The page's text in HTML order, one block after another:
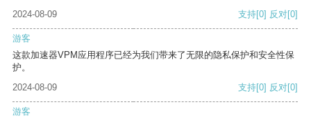
2024-08-09 支持[0] 反对[0]
游客
这款加速器VPM应用程序已经为我们带来了无限的隐私保护和安全性保
护。
2024-08-09
支持[0] 反对[0]
游客